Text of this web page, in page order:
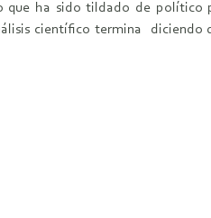
que ha sido tildado de político
científico termina diciendo